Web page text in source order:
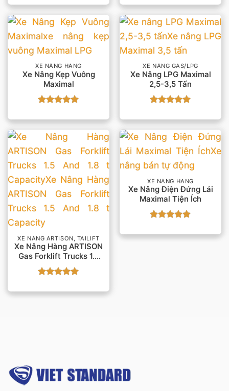
hạng55
sao
hạng55
sao
XE NÂNG HÀNG
Xe Nâng Kẹp Vuông
Maximal
hạng55
sao
XE NÂNG GAS/LPG
Xe Nâng LPG Maximal
2,5-3,5 Tấn
hạng55
sao
XE NÂNG ARTISON, TAILIFT
Xe Nâng Hàng ARTISON
Gas Forklift Trucks 1.5
And 1.8 T Capacity
hạng55
XE NÂNG HÀNG
Xe Nâng Điện Đứng Lái
Maximal Tiện Ích
hạng55